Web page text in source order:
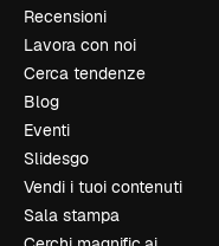
Recensioni
Lavora con noi
Cerca tendenze
Blog
Eventi
Slidesgo
Vendi i tuoi contenuti
Sala stampa